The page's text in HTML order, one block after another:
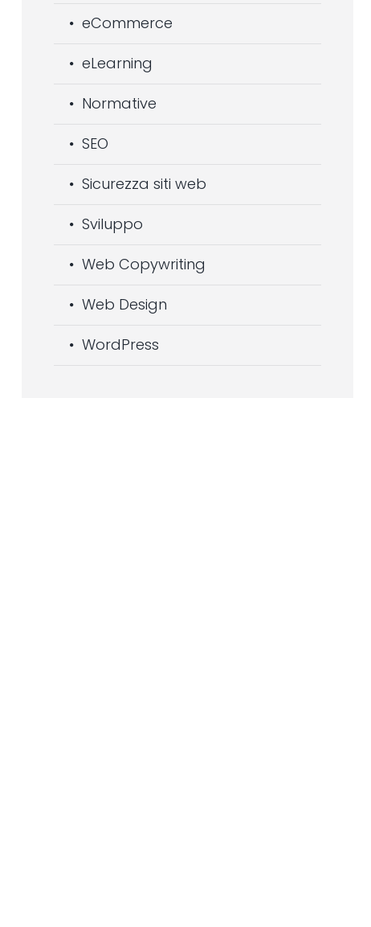
eCommerce
eLearning
Normative
SEO
Sicurezza siti web
Sviluppo
Web Copywriting
Web Design
WordPress